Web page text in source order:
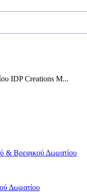
IDP Creations Μ...
& Βρεφικού Δωματίου
Δωματίου